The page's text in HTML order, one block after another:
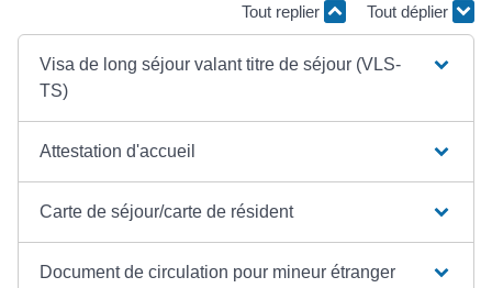
Tout replier
Tout déplier
Visa de long séjour valant titre de séjour (VLS-
TS)
Attestation d'accueil
Carte de séjour/carte de résident
Document de circulation pour mineur étranger